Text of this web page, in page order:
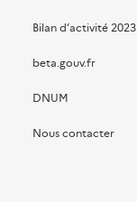
Bilan d’activité 2023
beta.gouv.fr
DNUM
Nous contacter